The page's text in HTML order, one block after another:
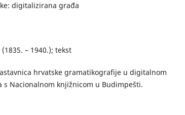
digitalizirana građa
– 1940.); tekst
hrvatske gramatikografije u digitalnom
s Nacionalnom knjižnicom u Budimpešti.